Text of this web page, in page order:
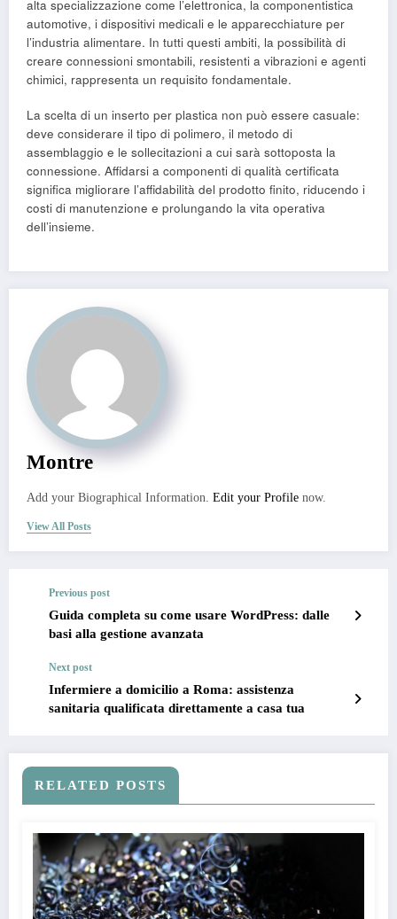
alta specializzazione come l’elettronica, la componentistica
automotive, i dispositivi medicali e le apparecchiature per
l’industria alimentare. In tutti questi ambiti, la possibilità di
creare connessioni smontabili, resistenti a vibrazioni e agenti
chimici, rappresenta un requisito fondamentale.
La scelta di un inserto per plastica non può essere casuale:
deve considerare il tipo di polimero, il metodo di
assemblaggio e le sollecitazioni a cui sarà sottoposta la
connessione. Affidarsi a componenti di qualità certificata
significa migliorare l’affidabilità del prodotto finito, riducendo i
costi di manutenzione e prolungando la vita operativa
dell’insieme.
Montre
Add your Biographical Information. Edit your Profile now.
View All Posts
Previous post
Guida completa su come usare WordPress: dalle
basi alla gestione avanzata
Next post
Infermiere a domicilio a Roma: assistenza
sanitaria qualificata direttamente a casa tua
RELATED POSTS